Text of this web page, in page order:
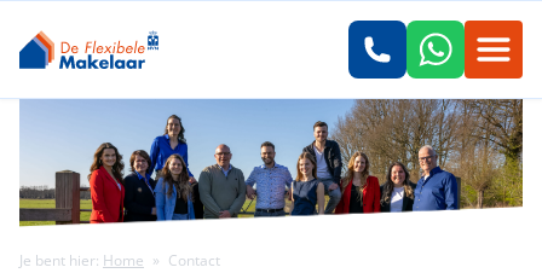
Je bent hier: Home » Contact